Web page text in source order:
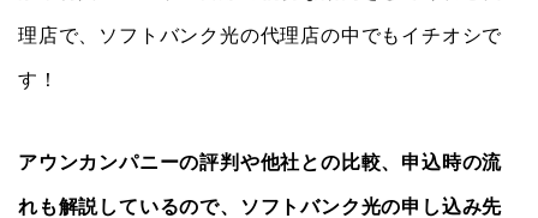
理店で、ソフトバンク光の代理店の中でもイチオシで
す！
アウンカンパニーの評判や他社との比較、申込時の流
れも解説しているので、ソフトバンク光の申し込み先